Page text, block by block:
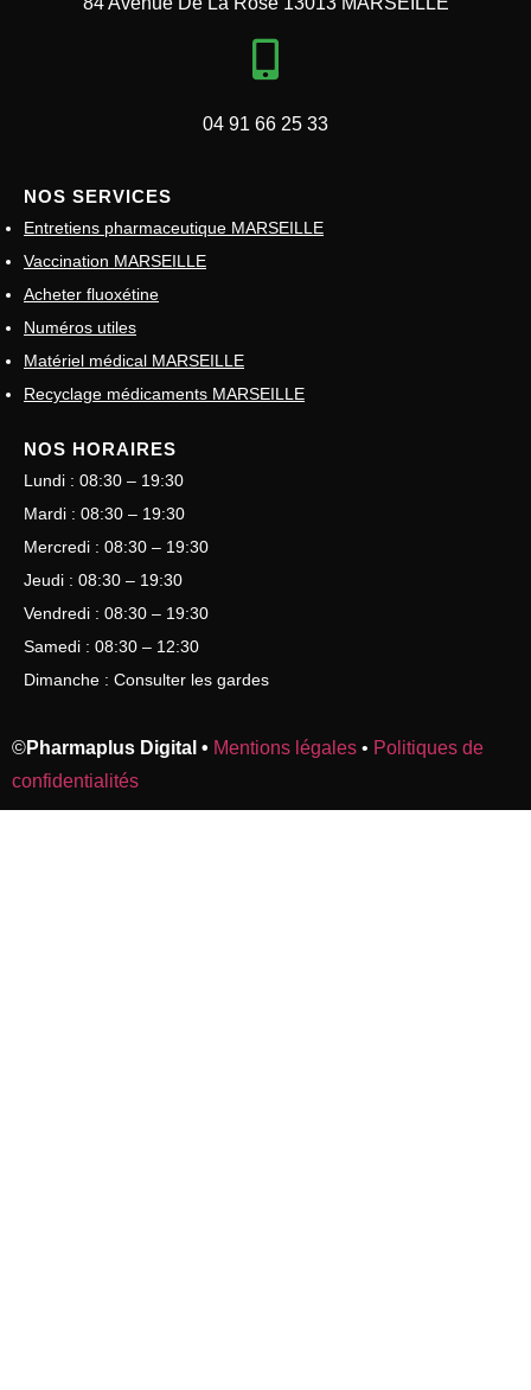
04 91 66 25 33
NOS SERVICES
Entretiens pharmaceutique MARSEILLE
Vaccination MARSEILLE
Acheter fluoxétine
Numéros utiles
Matériel médical MARSEILLE
Recyclage médicaments MARSEILLE
NOS HORAIRES
Lundi : 08:30 – 19:30
Mardi : 08:30 – 19:30
Mercredi : 08:30 – 19:30
Jeudi : 08:30 – 19:30
Vendredi : 08:30 – 19:30
Samedi : 08:30 – 12:30
Dimanche : Consulter les gardes
©Pharmaplus Digital • Mentions légales • Politiques de
confidentialités